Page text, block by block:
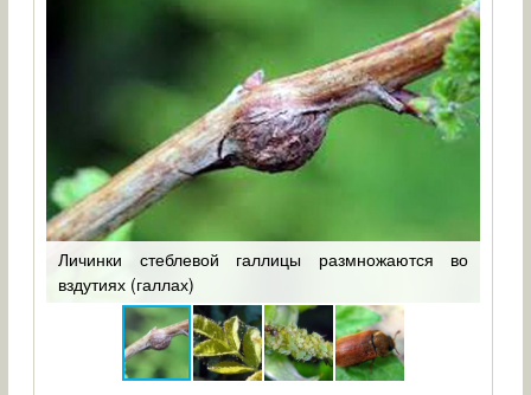
Личинки стеблевой галлицы размножаются во
вздутиях (галлах)